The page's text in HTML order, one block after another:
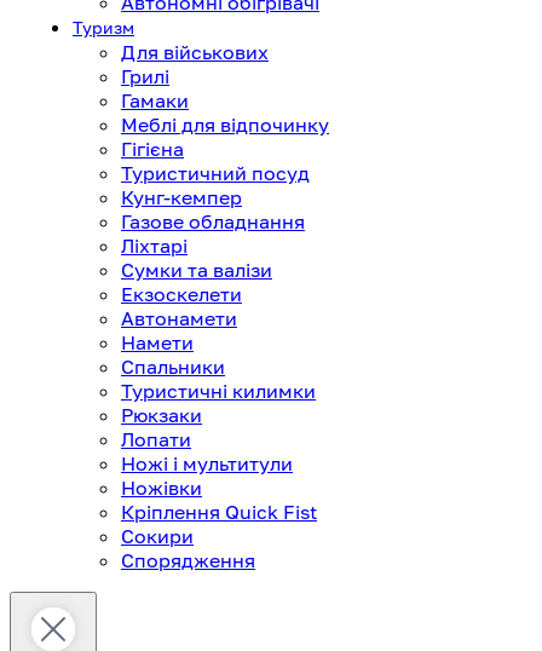
Туризм
Для військових
Грилі
Гамаки
Меблі для відпочинку
Гігієна
Туристичний посуд
Кунг-кемпер
Газове обладнання
Ліхтарі
Сумки та валізи
Екзоскелети
Автонамети
Намети
Спальники
Туристичні килимки
Рюкзаки
Лопати
Ножі і мультитули
Ножівки
Кріплення Quick Fist
Сокири
Спорядження